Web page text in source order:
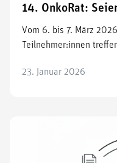
14. OnkoRat:
Vom 6. bis 7. März
Teilnehmer:innen
23. Januar 2026